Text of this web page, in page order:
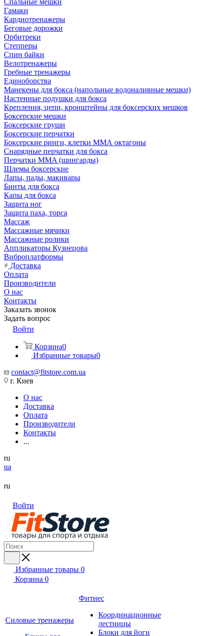
Спальные мешки
Гамаки
Кардиотренажеры
Беговые дорожки
Орбитреки
Степперы
Спин байки
Велотренажеры
Гребные тренажеры
Единоборства
Манекены для бокса (напольные водоналивные мешки)
Настенные подушки для бокса
Крепления, цепи, кронштейны для боксерских мешков
Боксерские мешки
Боксерские груши
Боксерские перчатки
Боксерские ринги, клетки ММА октагоны
Снарядные перчатки для бокса
Перчатки MMA (шингарды)
Шлемы боксерские
Лапы, пады, макивары
Бинты для бокса
Капы для бокса
Защита ног
Защита паха, торса
Массаж
Массажные мячики
Массажные ролики
Аппликаторы Кузнецова
Виброплатформы
Доставка
Оплата
Производители
О нас
Контакты
Заказать звонок
Задать вопрос
Войти
Корзина0
Избранные товары0
contact@fitstore.com.ua
г. Киев
О нас
Доставка
Оплата
Производители
Контакты
...
ru
ua
ru
Войти
Избранные товары 0
Корзина 0
Силовые тренажеры
Фитнес
Координационные
лестницы
Блоки для йоги